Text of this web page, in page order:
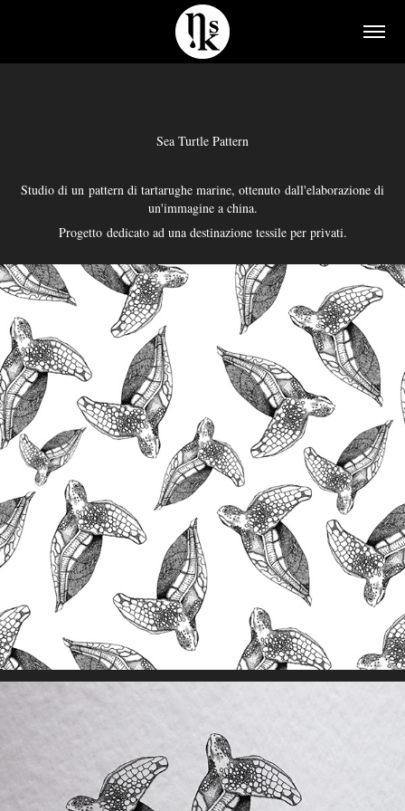
Sea Turtle Pattern
Studio di un pattern di tartarughe marine, ottenuto dall'elaborazione di
un'immagine a china.
Progetto dedicato ad una destinazione tessile per privati.